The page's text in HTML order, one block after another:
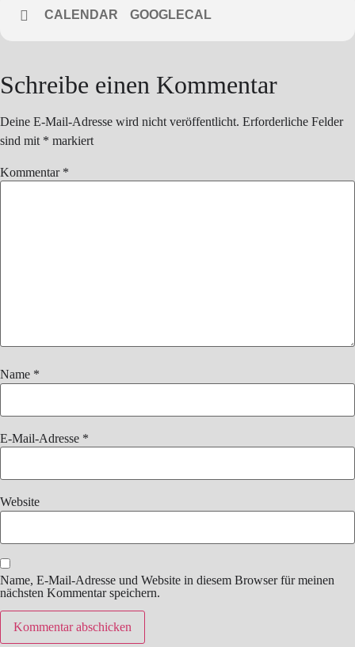
CALENDAR GOOGLECAL
Schreibe einen Kommentar
Deine E-Mail-Adresse wird nicht veröffentlicht. Erforderliche Felder
sind mit * markiert
Kommentar *
Name *
E-Mail-Adresse *
Website
Name, E-Mail-Adresse und Website in diesem Browser für meinen
nächsten Kommentar speichern.